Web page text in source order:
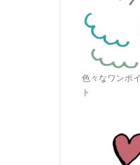
色々なワンポ
ト